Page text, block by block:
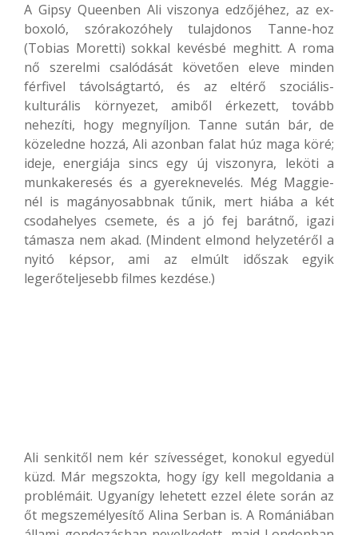
A Gipsy Queenben Ali viszonya edzőjéhez, az ex-
boxoló, szórakozóhely tulajdonos Tanne-hoz
(Tobias Moretti) sokkal kevésbé meghitt. A roma
nő szerelmi csalódását követően eleve minden
férfivel távolságtartó, és az eltérő szociális-
kulturális környezet, amiből érkezett, tovább
nehezíti, hogy megnyíljon. Tanne sután bár, de
közeledne hozzá, Ali azonban falat húz maga köré;
ideje, energiája sincs egy új viszonyra, leköti a
munkakeresés és a gyereknevelés. Még Maggie-
nél is magányosabbnak tűnik, mert hiába a két
csodahelyes csemete, és a jó fej barátnő, igazi
támasza nem akad. (Mindent elmond helyzetéről a
nyitó képsor, ami az elmúlt időszak egyik
legerőteljesebb filmes kezdése.)
Ali senkitől nem kér szívességet, konokul egyedül
küzd. Már megszokta, hogy így kell megoldania a
problémáit. Ugyanígy lehetett ezzel élete során az
őt megszemélyesítő Alina Serban is. A Romániában